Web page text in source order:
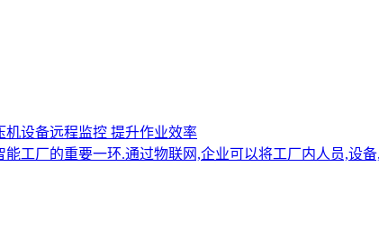
设备远程监控 提升作业效率
工厂的重要一环.通过物联网,企业可以将工厂内人员,设